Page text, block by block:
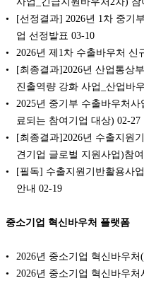
[선정결과] 2026년 1차 중기
업 선정발표 03-10
2026년 제1차 수출바우처 신
[최종결과]2026년 산업통상
진출역량 강화 사업_산업바
2025년 중기부 수출바우처
료되는 참여기업 대상) 02-27
[최종결과]2026년 수출지원
견기업 글로벌 지원사업)참
[필독] 수출지원기반활용사
안내 02-19
중소기업 혁신바우처 플랫폼
2026년 중소기업 혁신바우
2026년 중소기업 혁신바우